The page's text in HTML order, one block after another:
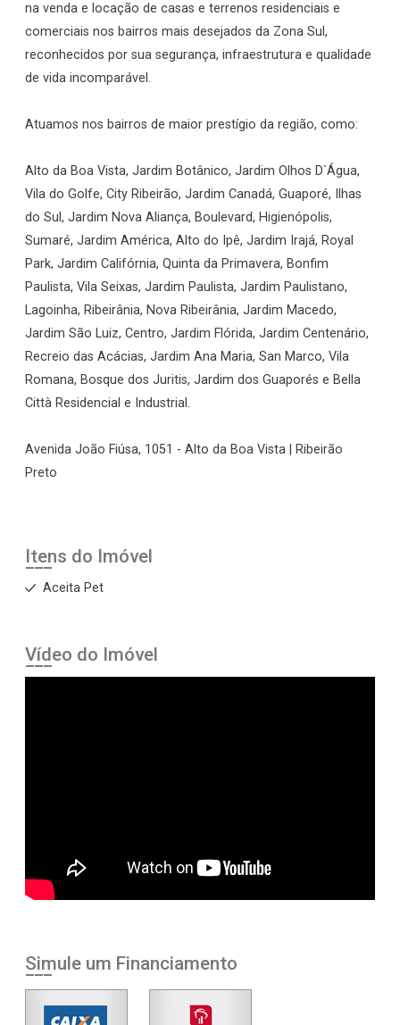
na venda e locação de casas e terrenos residenciais e
comerciais nos bairros mais desejados da Zona Sul,
reconhecidos por sua segurança, infraestrutura e qualidade
de vida incomparável.
Atuamos nos bairros de maior prestígio da região, como:
Alto da Boa Vista, Jardim Botânico, Jardim Olhos D`Água,
Vila do Golfe, City Ribeirão, Jardim Canadá, Guaporé, Ilhas
do Sul, Jardim Nova Aliança, Boulevard, Higienópolis,
Sumaré, Jardim América, Alto do Ipê, Jardim Irajá, Royal
Park, Jardim Califórnia, Quinta da Primavera, Bonfim
Paulista, Vila Seixas, Jardim Paulista, Jardim Paulistano,
Lagoinha, Ribeirânia, Nova Ribeirânia, Jardim Macedo,
Jardim São Luiz, Centro, Jardim Flórida, Jardim Centenário,
Recreio das Acácias, Jardim Ana Maria, San Marco, Vila
Romana, Bosque dos Juritis, Jardim dos Guaporés e Bella
Città Residencial e Industrial.
Avenida João Fiúsa, 1051 - Alto da Boa Vista | Ribeirão
Preto
Itens do Imóvel
Aceita Pet
Vídeo do Imóvel
Simule um Financiamento